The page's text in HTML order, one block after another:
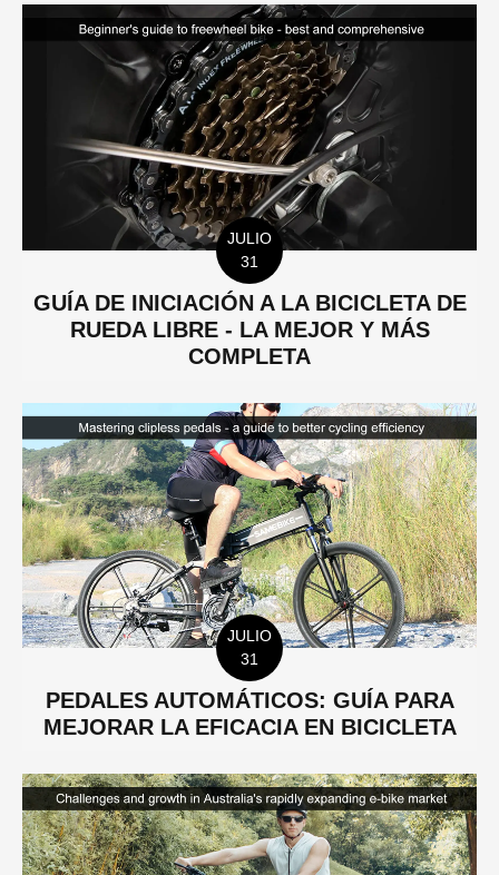
JULIO
31
GUÍA DE INICIACIÓN A LA BICICLETA DE
RUEDA LIBRE - LA MEJOR Y MÁS
COMPLETA
JULIO
31
PEDALES AUTOMÁTICOS: GUÍA PARA
MEJORAR LA EFICACIA EN BICICLETA